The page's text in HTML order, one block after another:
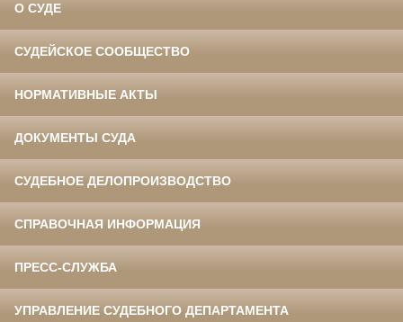
О СУДЕ
СУДЕЙСКОЕ СООБЩЕСТВО
НОРМАТИВНЫЕ АКТЫ
ДОКУМЕНТЫ СУДА
СУДЕБНОЕ ДЕЛОПРОИЗВОДСТВО
СПРАВОЧНАЯ ИНФОРМАЦИЯ
ПРЕСС-СЛУЖБА
УПРАВЛЕНИЕ СУДЕБНОГО ДЕПАРТАМЕНТА